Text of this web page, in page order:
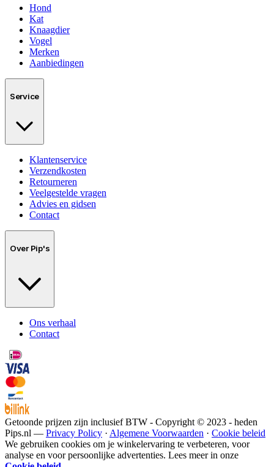
Hond
Kat
Knaagdier
Vogel
Merken
Aanbiedingen
Service
Klantenservice
Verzendkosten
Retourneren
Veelgestelde vragen
Advies en gidsen
Contact
Over Pip's
Ons verhaal
Contact
Getoonde prijzen zijn inclusief BTW - Copyright © 2023 - heden
Pips.nl — Privacy Policy · Algemene Voorwaarden · Cookie beleid
We gebruiken cookies om je winkelervaring te verbeteren, voor
analyse en voor persoonlijke advertenties. Lees meer in onze